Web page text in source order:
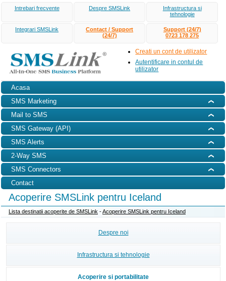
Intrebari frecvente Despre SMSLink
Infrastructura si
tehnologie
Integrari SMSLink
Contact / Support
(24/7)
Support (24/7)
0723 178 275
Creati un cont de utilizator
Autentificare in contul de
utilizator
Acasa
SMS Marketing
Mail to SMS
SMS Gateway (API)
SMS Alerts
2-Way SMS
SMS Connectors
Contact
Acoperire SMSLink pentru Iceland
Lista destinatii acoperite de SMSLink -Acoperire SMSLink pentru Iceland
Despre noi
Infrastructura si tehnologie
Acoperire si portabilitate